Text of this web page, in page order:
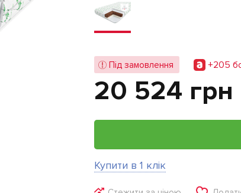
Під замовлення +205
20 524 грн
Купити в 1 клік